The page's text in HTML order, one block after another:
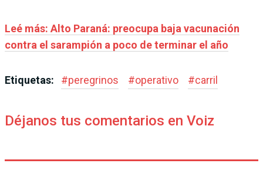
Leé más: Alto Paraná: preocupa baja vacunación
contra el sarampión a poco de terminar el año
Etiquetas: #peregrinos #operativo #carril
Déjanos tus comentarios en Voiz